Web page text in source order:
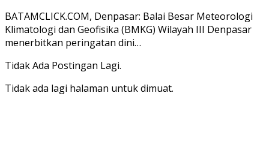
BATAMCLICK.COM, Denpasar: Balai Besar Meteorologi
Klimatologi dan Geofisika (BMKG) Wilayah III Denpasar
menerbitkan peringatan dini…
Tidak Ada Postingan Lagi.
Tidak ada lagi halaman untuk dimuat.